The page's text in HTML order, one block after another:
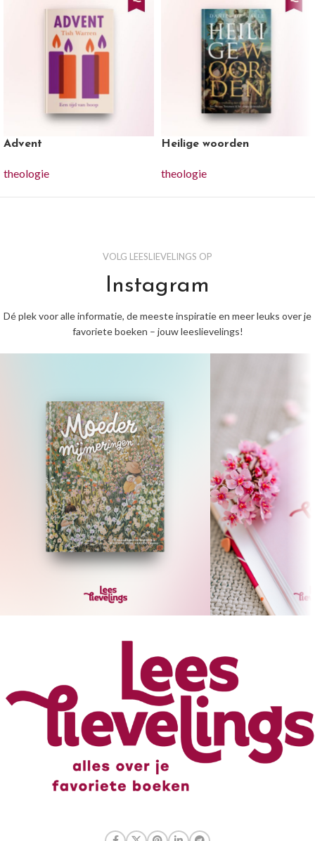
Advent
theologie
Heilige woorden
theologie
VOLG LEESLIEVELINGS OP
Instagram
Dé plek voor alle informatie, de meeste inspiratie en meer leuks over je
favoriete boeken – jouw leeslievelings!